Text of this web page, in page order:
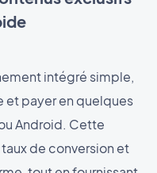
intégré simple,
et payer en quelques
Android. Cette
de conversion et